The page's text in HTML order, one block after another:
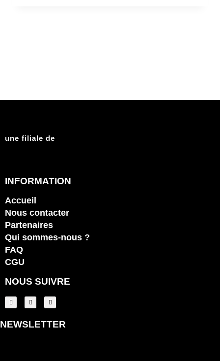
une filiale de
INFORMATION
Accueil
Nous contacter
Partenaires
Qui sommes-nous ?
FAQ
CGU
NOUS SUIVRE
NEWSLETTER